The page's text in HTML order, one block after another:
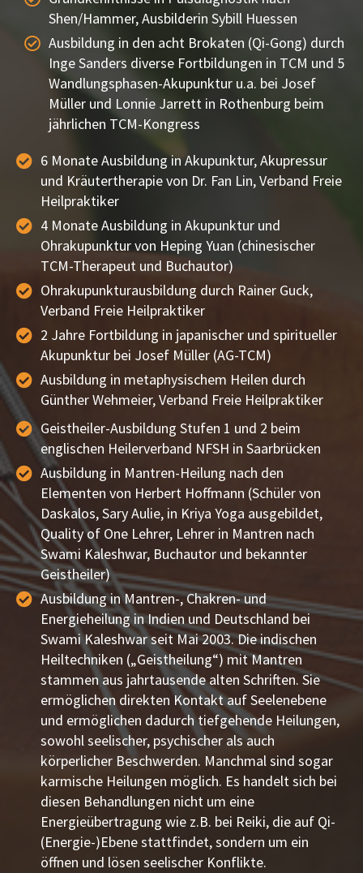
Shen/Hammer, Ausbilderin Sybill Huessen
Ausbildung in den acht Brokaten (Qi-Gong) durch
Inge Sanders diverse Fortbildungen in TCM und 5
Wandlungsphasen-Akupunktur u.a. bei Josef
Müller und Lonnie Jarrett in Rothenburg beim
jährlichen TCM-Kongress
6 Monate Ausbildung in Akupunktur, Akupressur
und Kräutertherapie von Dr. Fan Lin, Verband Freie
Heilpraktiker
4 Monate Ausbildung in Akupunktur und
Ohrakupunktur von Heping Yuan (chinesischer
TCM-Therapeut und Buchautor)
Ohrakupunkturausbildung durch Rainer Guck,
Verband Freie Heilpraktiker
2 Jahre Fortbildung in japanischer und spiritueller
Akupunktur bei Josef Müller (AG-TCM)
Ausbildung in metaphysischem Heilen durch
Günther Wehmeier, Verband Freie Heilpraktiker
Geistheiler-Ausbildung Stufen 1 und 2 beim
englischen Heilerverband NFSH in Saarbrücken
Ausbildung in Mantren-Heilung nach den
Elementen von Herbert Hoffmann (Schüler von
Daskalos, Sary Aulie, in Kriya Yoga ausgebildet,
Quality of One Lehrer, Lehrer in Mantren nach
Swami Kaleshwar, Buchautor und bekannter
Geistheiler)
Ausbildung in Mantren-, Chakren- und
Energieheilung in Indien und Deutschland bei
Swami Kaleshwar seit Mai 2003. Die indischen
Heiltechniken („Geistheilung“) mit Mantren
stammen aus jahrtausende alten Schriften. Sie
ermöglichen direkten Kontakt auf Seelenebene
und ermöglichen dadurch tiefgehende Heilungen,
sowohl seelischer, psychischer als auch
körperlicher Beschwerden. Manchmal sind sogar
karmische Heilungen möglich. Es handelt sich bei
diesen Behandlungen nicht um eine
Energieübertragung wie z.B. bei Reiki, die auf Qi-
(Energie-)Ebene stattfindet, sondern um ein
öffnen und lösen seelischer Konflikte.